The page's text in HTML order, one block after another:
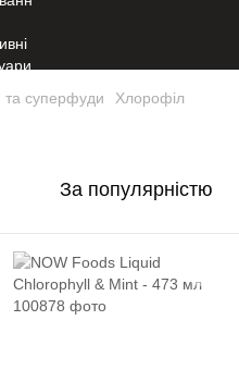
та суперфуди Хлорофіл
За популярністю